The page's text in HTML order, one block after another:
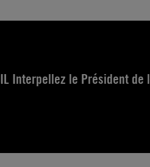
Interpellez le Président de